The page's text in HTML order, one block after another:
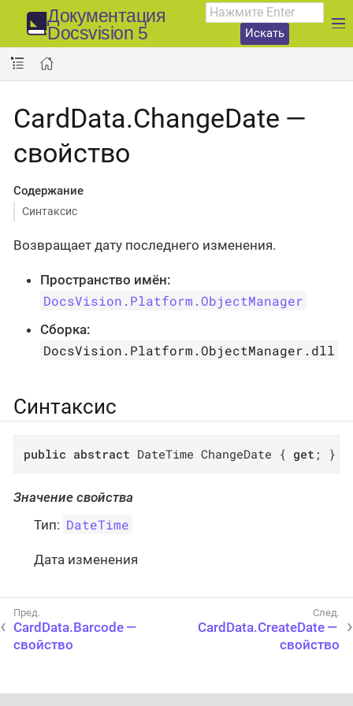
Документация
Docsvision 5
Искать
CardData.ChangeDate —
свойство
Содержание
Синтаксис
Возвращает дату последнего изменения.
Пространство имён:
DocsVision.Platform.ObjectManager
Сборка:
DocsVision.Platform.ObjectManager.dll
Синтаксис
public abstract DateTime ChangeDate { get ; }
Значение свойства
Тип: DateTime
Дата изменения
CardData.Barcode —
свойство
CardData.CreateDate —
свойство